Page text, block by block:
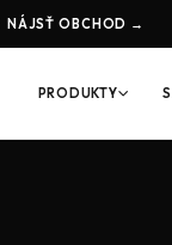
NÁJSŤ OBCHOD →
PRODUKTY